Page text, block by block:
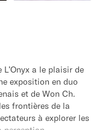
le samedi de 13h00 à
gratuite.
à 17h en présence de
31 mai 2025. La
Monk, à Montréal.
L’Onyx a le plaisir de
exposition en duo
et de Won Ch.
frontières de la
à explorer les